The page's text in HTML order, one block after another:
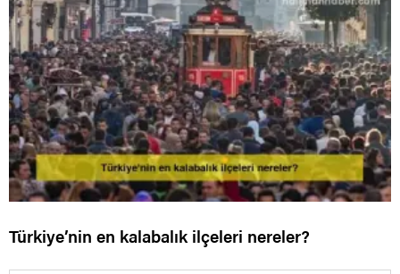
Türkiye’nin en kalabalık ilçeleri nereler?